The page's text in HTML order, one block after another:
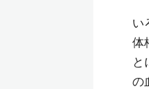
い
体
と
の